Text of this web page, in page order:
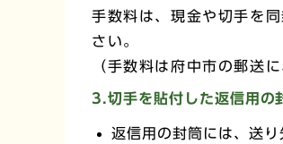
手数料は、現金や切手を
さい。
（手数料は府中市の郵送
3.切手を貼付した返信用の
返信用の封筒には、送